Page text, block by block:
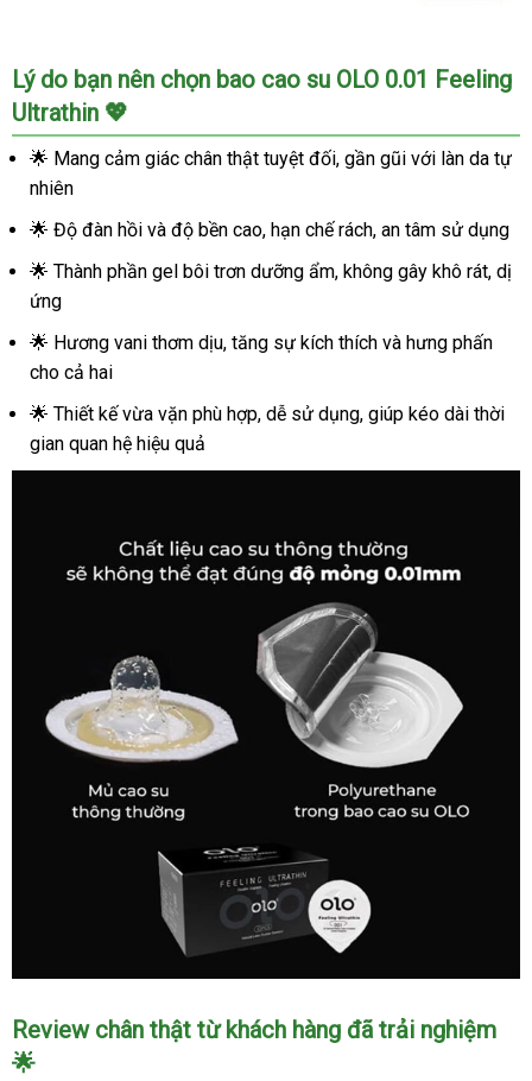
Shop
bán
Bao
cao
su
OLO
0.01
Feeling
Ultrathin
đen
hương
Vani
siêu
hộp
Lý do bạn nên chọn bao cao su OLO 0.01 Feeling
Ultrathin 💖
🌟 Mang cảm giác chân thật tuyệt đối, gần gũi với làn da tự
nhiên
🌟 Độ đàn hồi và độ bền cao, hạn chế rách, an tâm sử dụng
🌟 Thành phần gel bôi trơn dưỡng ẩm, không gây khô rát, dị
ứng
🌟 Hương vani thơm dịu, tăng sự kích thích và hưng phấn
cho cả hai
🌟 Thiết kế vừa vặn phù hợp, dễ sử dụng, giúp kéo dài thời
gian quan hệ hiệu quả
Shop
bán
Bao
Review chân thật từ khách hàng đã trải nghiệm
🌟